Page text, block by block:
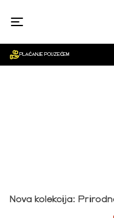
PLAĆANJE POUZEĆEM
Nova kolekcija: